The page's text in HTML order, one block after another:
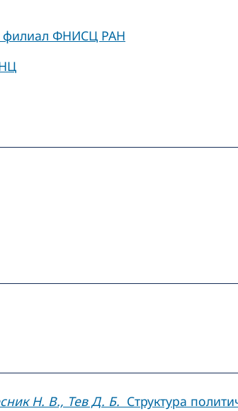
филиал ФНИСЦ РАН
Н. В., Тев Д. Б. Структура